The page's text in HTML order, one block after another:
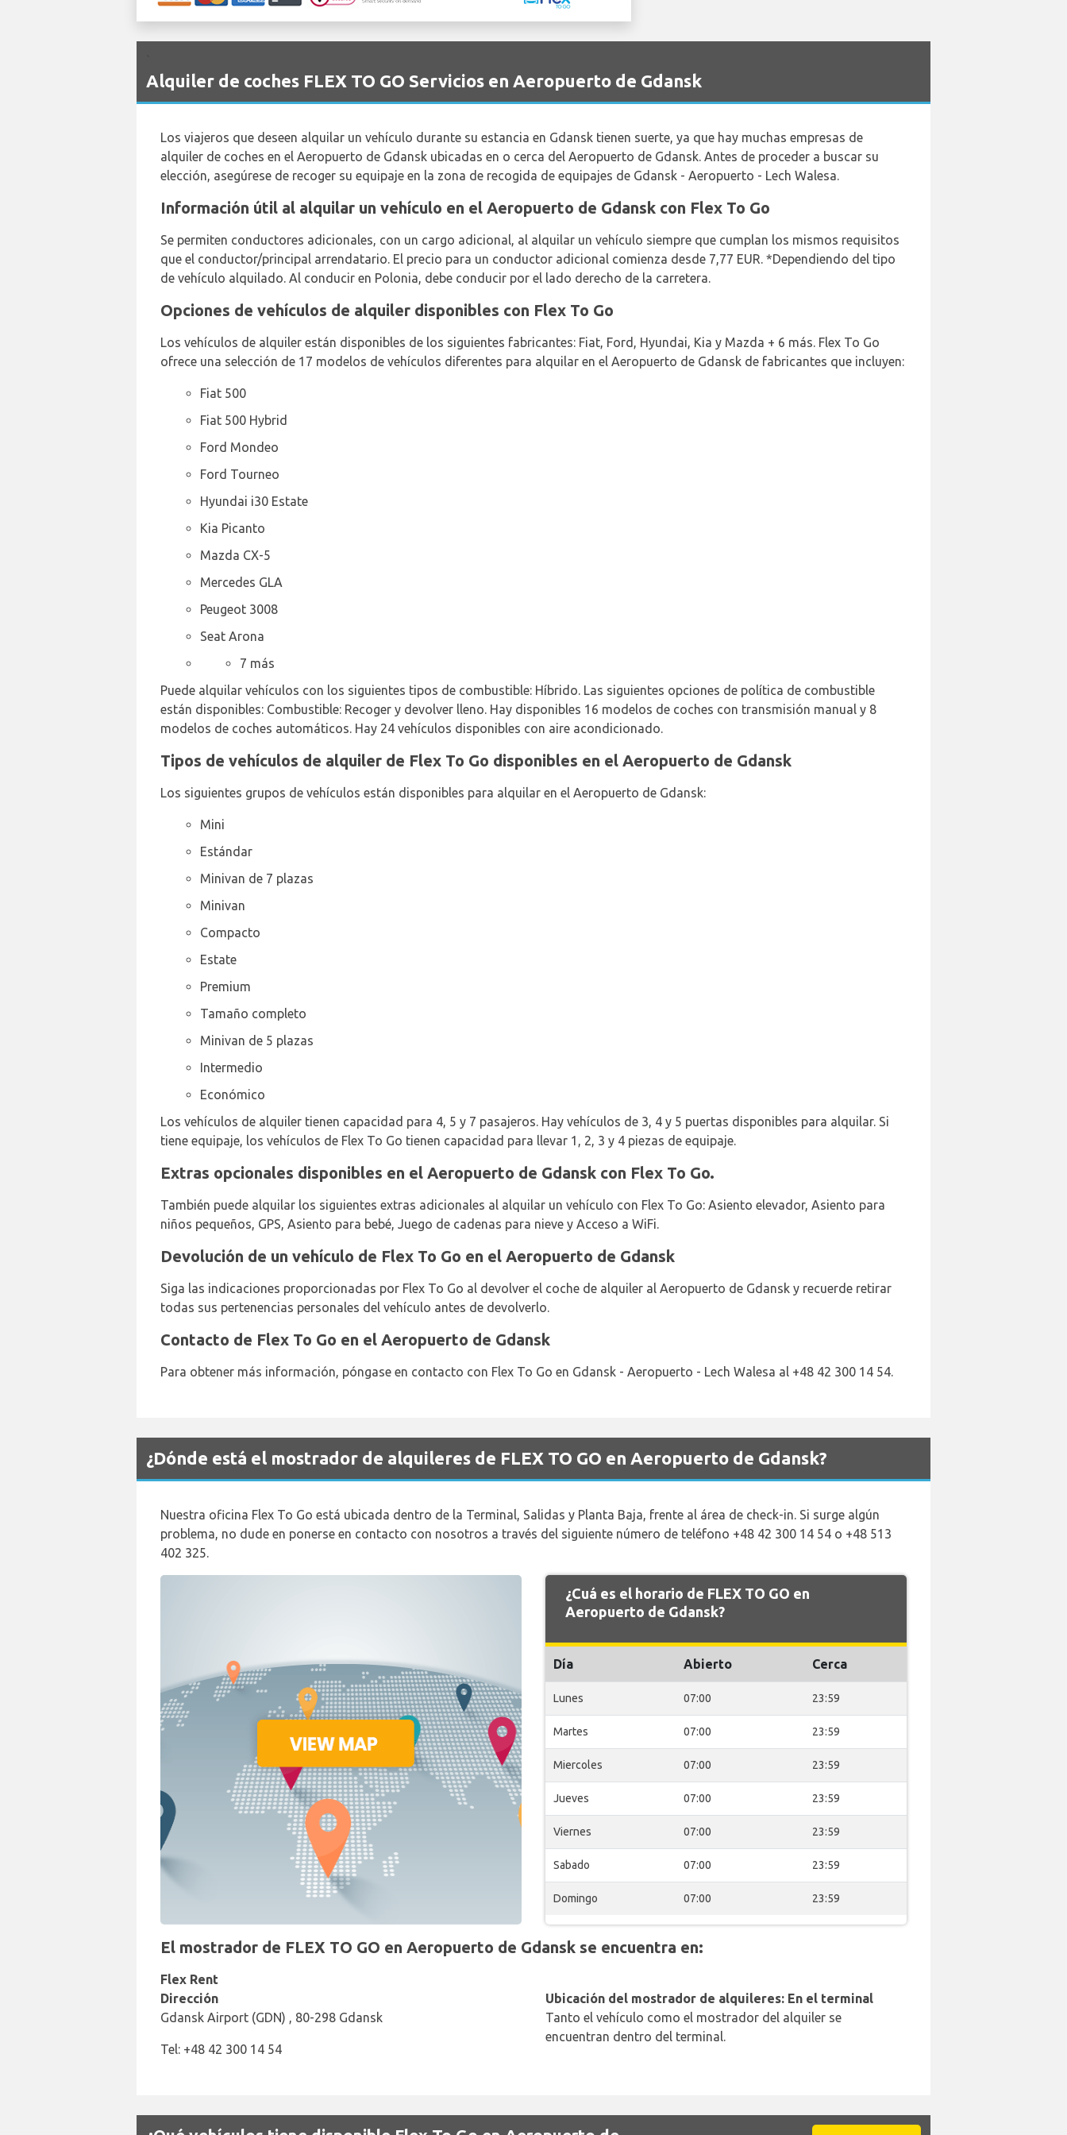
Alquiler de coches FLEX TO GO Servicios en Aeropuerto de Gdansk
Los viajeros que deseen alquilar un vehículo durante su estancia en Gdansk tienen suerte, ya que hay muchas empresas de
alquiler de coches en el Aeropuerto de Gdansk ubicadas en o cerca del Aeropuerto de Gdansk. Antes de proceder a buscar su
elección, asegúrese de recoger su equipaje en la zona de recogida de equipajes de Gdansk - Aeropuerto - Lech Walesa.
Información útil al alquilar un vehículo en el Aeropuerto de Gdansk con Flex To Go
Se permiten conductores adicionales, con un cargo adicional, al alquilar un vehículo siempre que cumplan los mismos requisitos
que el conductor/principal arrendatario. El precio para un conductor adicional comienza desde 7,77 EUR. *Dependiendo del tipo
de vehículo alquilado. Al conducir en Polonia, debe conducir por el lado derecho de la carretera.
Opciones de vehículos de alquiler disponibles con Flex To Go
Los vehículos de alquiler están disponibles de los siguientes fabricantes: Fiat, Ford, Hyundai, Kia y Mazda + 6 más. Flex To Go
ofrece una selección de 17 modelos de vehículos diferentes para alquilar en el Aeropuerto de Gdansk de fabricantes que incluyen:
Fiat 500
Fiat 500 Hybrid
Ford Mondeo
Ford Tourneo
Hyundai i30 Estate
Kia Picanto
Mazda CX-5
Mercedes GLA
Peugeot 3008
Seat Arona
7 más
Puede alquilar vehículos con los siguientes tipos de combustible: Híbrido. Las siguientes opciones de política de combustible
están disponibles: Combustible: Recoger y devolver lleno. Hay disponibles 16 modelos de coches con transmisión manual y 8
modelos de coches automáticos. Hay 24 vehículos disponibles con aire acondicionado.
Tipos de vehículos de alquiler de Flex To Go disponibles en el Aeropuerto de Gdansk
Los siguientes grupos de vehículos están disponibles para alquilar en el Aeropuerto de Gdansk:
Mini
Estándar
Minivan de 7 plazas
Minivan
Compacto
Estate
Premium
Tamaño completo
Minivan de 5 plazas
Intermedio
Económico
Los vehículos de alquiler tienen capacidad para 4, 5 y 7 pasajeros. Hay vehículos de 3, 4 y 5 puertas disponibles para alquilar. Si
tiene equipaje, los vehículos de Flex To Go tienen capacidad para llevar 1, 2, 3 y 4 piezas de equipaje.
Extras opcionales disponibles en el Aeropuerto de Gdansk con Flex To Go.
También puede alquilar los siguientes extras adicionales al alquilar un vehículo con Flex To Go: Asiento elevador, Asiento para
niños pequeños, GPS, Asiento para bebé, Juego de cadenas para nieve y Acceso a WiFi.
Devolución de un vehículo de Flex To Go en el Aeropuerto de Gdansk
Siga las indicaciones proporcionadas por Flex To Go al devolver el coche de alquiler al Aeropuerto de Gdansk y recuerde retirar
todas sus pertenencias personales del vehículo antes de devolverlo.
Contacto de Flex To Go en el Aeropuerto de Gdansk
Para obtener más información, póngase en contacto con Flex To Go en Gdansk - Aeropuerto - Lech Walesa al +48 42 300 14 54.
¿Dónde está el mostrador de alquileres de FLEX TO GO en Aeropuerto de Gdansk?
Nuestra oficina Flex To Go está ubicada dentro de la Terminal, Salidas y Planta Baja, frente al área de check-in. Si surge algún
problema, no dude en ponerse en contacto con nosotros a través del siguiente número de teléfono +48 42 300 14 54 o +48 513
402 325.
¿Cuá es el horario de FLEX TO GO en
Aeropuerto de Gdansk?
Día Abierto Cerca
Lunes 07:00 23:59
Martes 07:00 23:59
Miercoles 07:00 23:59
Jueves 07:00 23:59
Viernes 07:00 23:59
Sabado 07:00 23:59
Domingo 07:00 23:59
El mostrador de FLEX TO GO en Aeropuerto de Gdansk se encuentra en:
Flex Rent
Dirección
Gdansk Airport (GDN) , 80-298 Gdansk
Tel: +48 42 300 14 54
Ubicación del mostrador de alquileres: En el terminal
Tanto el vehículo como el mostrador del alquiler se
encuentran dentro del terminal.